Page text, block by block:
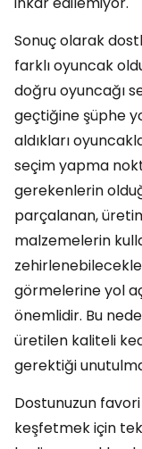
Sonuç olarak
farklı oyuncak
doğru oyuncağı
geçtiğine şüphe
aldıkları
seçim yapma
gerekenlerin
parçalanan,
malzemelerin
görmelerine yol
önemlidir. Bu
üretilen kaliteli
gerektiği
Dostunuzun favori
keşfetmek için